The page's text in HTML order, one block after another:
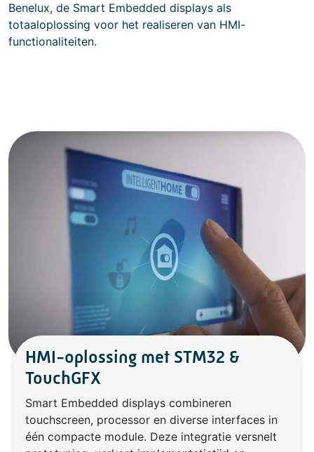
Benelux, de Smart Embedded displays als
totaaloplossing voor het realiseren van HMI-
functionaliteiten.
HMI-oplossing met STM32 &
TouchGFX
Smart Embedded displays combineren
touchscreen, processor en diverse interfaces in
één compacte module. Deze integratie versnelt